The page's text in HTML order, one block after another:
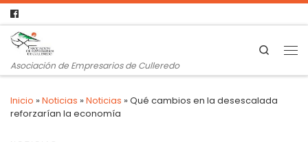
Asociación de Empresarios de Culleredo
Search
Inicio »Noticias »Noticias »Qué cambios en la desescalada
reforzarían la economía